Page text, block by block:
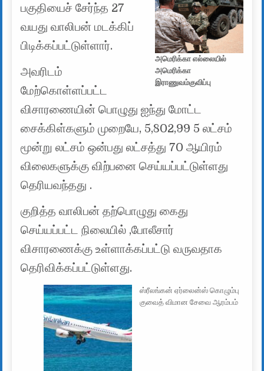
அமெரிக்கா எல்லையில்
அமெரிக்கா
இராணுவம்குவிப்பு
பகுதியைச் சேர்ந்த 27
வயது வாலிபன் மடக்கிப்
பிடிக்கப்பட்டுள்ளார்.
அவரிடம்
மேற்கொள்ளப்பட்ட
விசாரணையின் பொழுது ஐந்து மோட்ட
சைக்கிள்களும் முறையே, 5,802,99 5 லட்சம்
மூன்று லட்சம் ஒன்பது லட்சத்து 70 ஆயிரம்
விலைகளுக்கு விற்பனை செய்யப்பட்டுள்ளது
தெரியவந்தது .
குறித்த வாலிபன் தற்பொழுது கைது
செய்யப்பட்ட நிலையில் ,போலீசார்
விசாரணைக்கு உள்ளாக்கப்பட்டு வருவதாக
தெரிவிக்கப்பட்டுள்ளது.
ஸ்ரீலங்கன் ஏர்லைன்ஸ் கொழும்பு
குவைத் விமான சேவை ஆரம்பம்